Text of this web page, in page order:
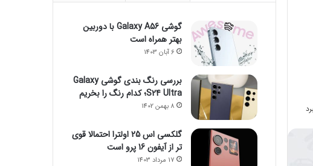
گوشی Galaxy A56 با دوربین
بهتر همراه است
6 آبان 1403
بررسی رنگ بندی گوشی Galaxy
S24 Ultra؛ کدام رنگ را بخریم
8 بهمن 1402
گلکسی اس 25 اولترا احتمالا قوی
تر از آیفون 16 پرو است
17 مرداد 1403